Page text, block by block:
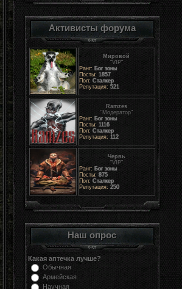
Активисты форума
Мировой
"VIP"
Ранг: Бог зоны
Посты: 1857
Пол: Сталкер
Репутация: 521
Ramzes
"Модератор"
Ранг: Бог зоны
Посты: 1116
Пол: Сталкер
Репутация: 112
Червь
"VIP"
Ранг: Бог зоны
Посты: 875
Пол: Сталкер
Репутация: 250
Наш опрос
Какая аптечка лучше?
Обычная
Армейская
Научная